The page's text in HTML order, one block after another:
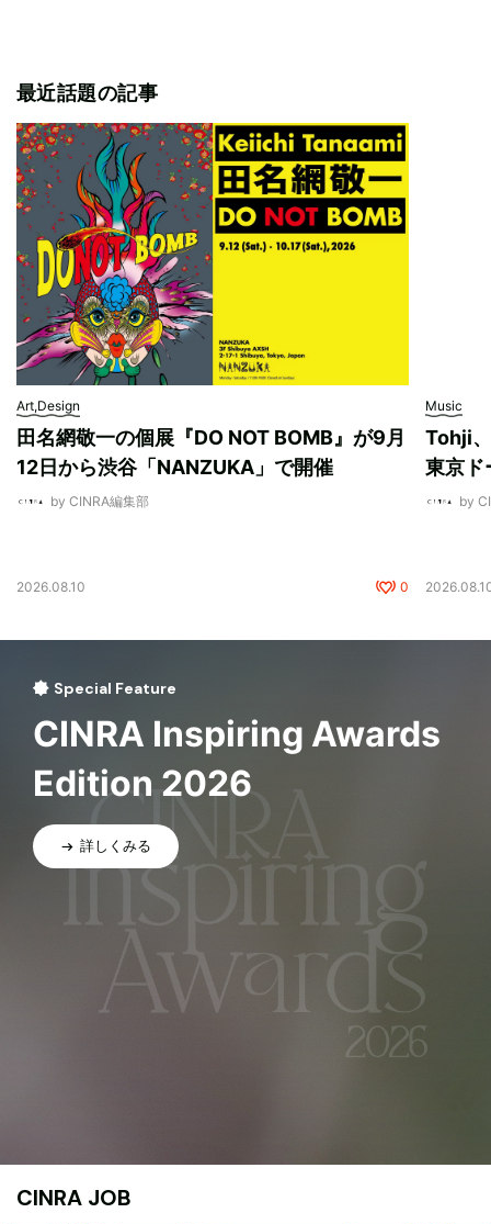
最近話題の記事
Art,Design
田名網敬一の個展『DO NOT BOMB』が9月
12日から渋谷「NANZUKA」で開催
by CINRA編集部
2026.08.10 0
Music
Tohji
東京ド
by
Special Feature
CINRA Inspiring Awards
Edition 2026
詳しくみる
CINRA JOB